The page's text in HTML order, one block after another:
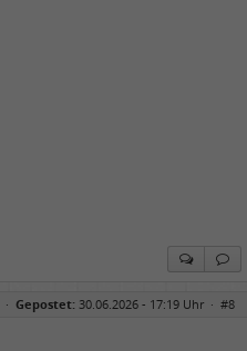
· Gepostet: 30.06.2026 - 17:19 Uhr · #8